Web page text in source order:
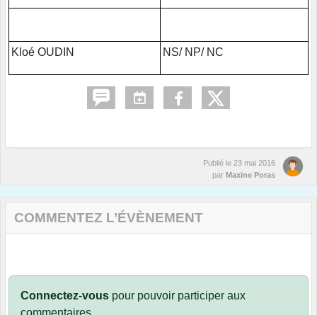
Kloé OUDIN NS/ NP/ NC
Publié le 23 mai 2016
par Maxine Poras
COMMENTEZ L’ÉVÈNEMENT
Connectez-vous pour pouvoir participer aux
commentaires.